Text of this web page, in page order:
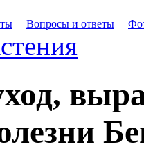
Вопросы и ответы